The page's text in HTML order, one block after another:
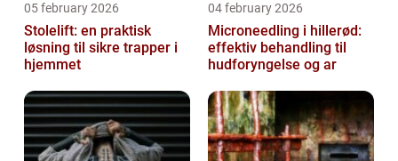
05 february 2026
Stolelift: en praktisk
løsning til sikre trapper i
hjemmet
04 february 2026
Microneedling i hillerød:
effektiv behandling til
hudforyngelse og ar